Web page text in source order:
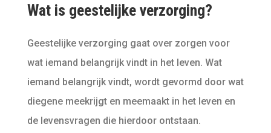
Wat is geestelijke verzorging?
Geestelijke verzorging gaat over zorgen voor
wat iemand belangrijk vindt in het leven. Wat
iemand belangrijk vindt, wordt gevormd door wat
diegene meekrijgt en meemaakt in het leven en
de levensvragen die hierdoor ontstaan.